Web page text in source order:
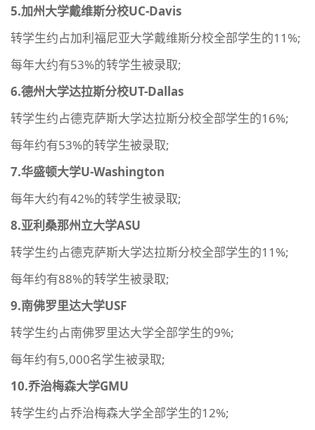
5.加州大学戴维斯分校UC-Davis
转学生约占加利福尼亚大学戴维斯分校全部学生的11%;
每年大约有53%的转学生被录取;
6.德州大学达拉斯分校UT-Dallas
转学生约占德克萨斯大学达拉斯分校全部学生的16%;
每年约有53%的转学生被录取;
7.华盛顿大学U-Washington
每年大约有42%的转学生被录取;
8.亚利桑那州立大学ASU
转学生约占德克萨斯大学达拉斯分校全部学生的11%;
每年约有88%的转学生被录取;
9.南佛罗里达大学USF
转学生约占南佛罗里达大学全部学生的9%;
每年约有5,000名学生被录取;
10.乔治梅森大学GMU
转学生约占乔治梅森大学全部学生的12%;